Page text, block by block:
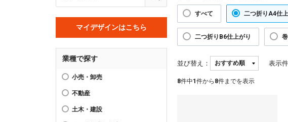
マイデザインはこちら
業種で探す
小売・卸売
不動産
土木・建設
すべて 二つ折りA4仕
二つ折りB6仕上がり
並び替え： 表示
8件中1 件から 8件までを表示